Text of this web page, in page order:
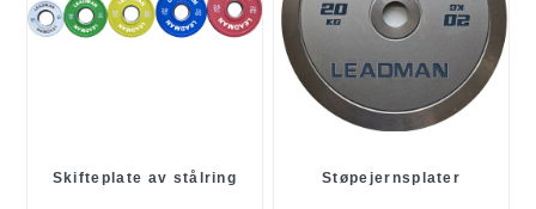
Skifteplate av stålring Støpejernsplater